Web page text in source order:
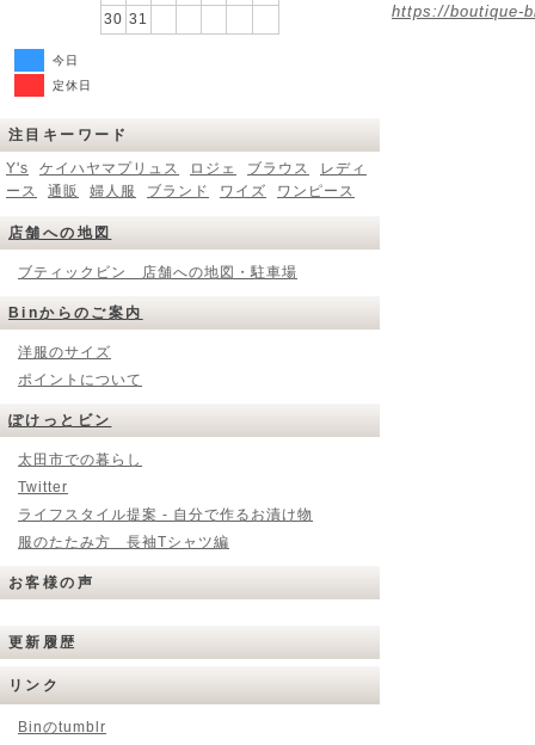
30 31
今日
定休日
注目キーワード
Y's
ケイハヤマプリュス ロジェ ブラウス
レディ
ース
通販 婦人服 ブランド ワイズ ワンピース
店舗への地図
ブティックビン 店舗への地図・駐車場
Binからのご案内
洋服のサイズ
ポイントについて
ぽけっとビン
太田市での暮らし
Twitter
ライフスタイル提案 - 自分で作るお漬け物
服のたたみ方 長袖Tシャツ編
お客様の声
更新履歴
リンク
Binのtumblr
https://boutique-